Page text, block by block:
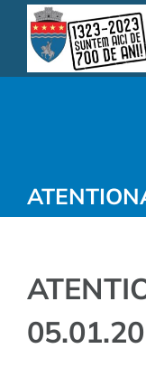
content